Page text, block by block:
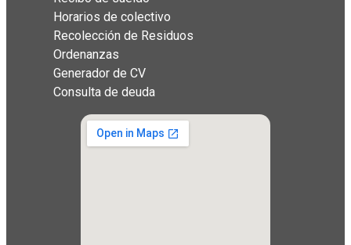
Horarios de colectivo
Recolección de Residuos
Ordenanzas
Generador de CV
Consulta de deuda